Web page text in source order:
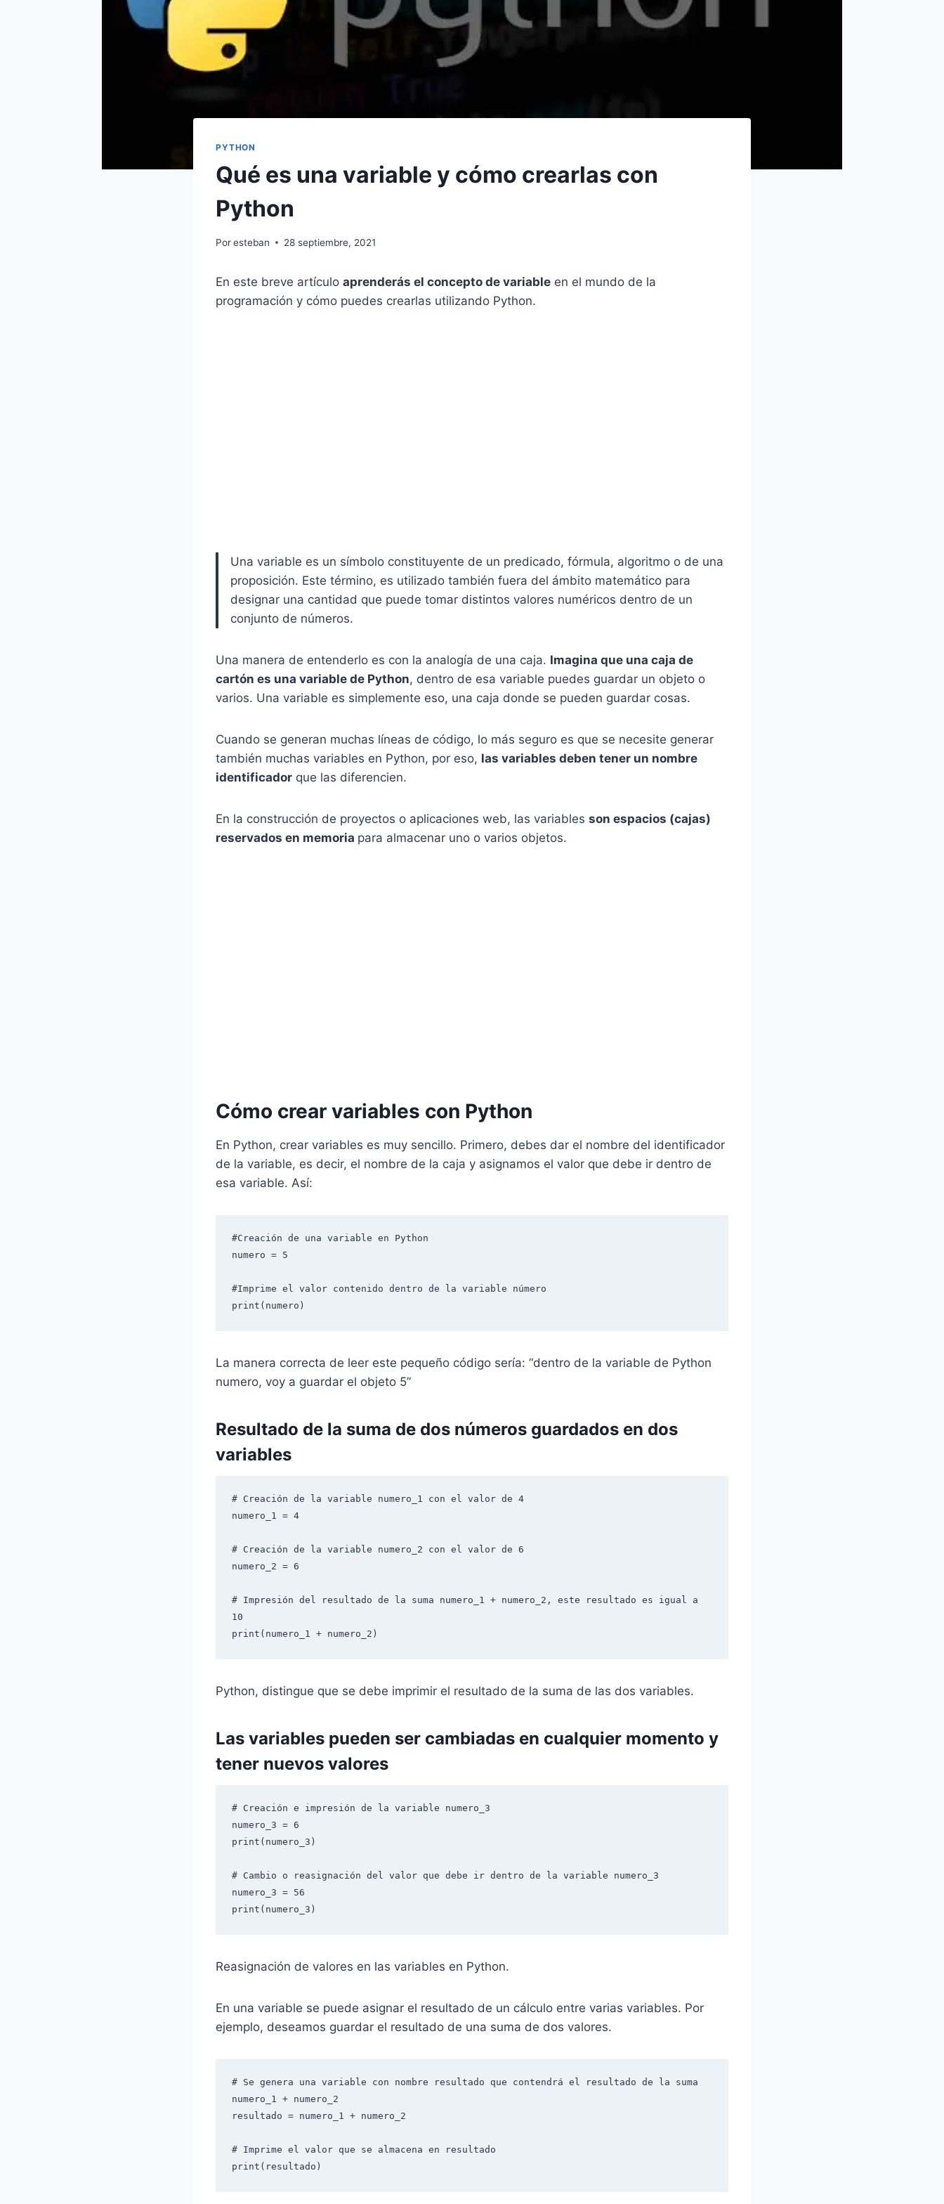
PYTHON
Qué es una variable y cómo crearlas con
Python
Poresteban 28 septiembre, 2021
En este breve artículo aprenderás el concepto de variable en el mundo de la
programación y cómo puedes crearlas utilizando Python.
Una variable es un símbolo constituyente de un predicado, fórmula, algoritmo o de una
proposición. Este término, es utilizado también fuera del ámbito matemático para
designar una cantidad que puede tomar distintos valores numéricos dentro de un
conjunto de números.
Una manera de entenderlo es con la analogía de una caja. Imagina que una caja de
cartón es una variable de Python, dentro de esa variable puedes guardar un objeto o
varios. Una variable es simplemente eso, una caja donde se pueden guardar cosas.
Cuando se generan muchas líneas de código, lo más seguro es que se necesite generar
también muchas variables en Python, por eso, las variables deben tener un nombre
identificador que las diferencien.
En la construcción de proyectos o aplicaciones web, las variables son espacios (cajas)
reservados en memoria para almacenar uno o varios objetos.
Cómo crear variables con Python
En Python, crear variables es muy sencillo. Primero, debes dar el nombre del identificador
de la variable, es decir, el nombre de la caja y asignamos el valor que debe ir dentro de
esa variable. Así:
#Creación de una variable en Python
numero = 5
#Imprime el valor contenido dentro de la variable número
print(numero)
La manera correcta de leer este pequeño código sería: “dentro de la variable de Python
numero, voy a guardar el objeto 5”
Resultado de la suma de dos números guardados en dos
variables
# Creación de la variable numero_1 con el valor de 4
numero_1 = 4
# Creación de la variable numero_2 con el valor de 6
numero_2 = 6
# Impresión del resultado de la suma numero_1 + numero_2, este resultado es igual a
10
print(numero_1 + numero_2)
Python, distingue que se debe imprimir el resultado de la suma de las dos variables.
Las variables pueden ser cambiadas en cualquier momento y
tener nuevos valores
# Creación e impresión de la variable numero_3
numero_3 = 6
print(numero_3)
# Cambio o reasignación del valor que debe ir dentro de la variable numero_3
numero_3 = 56
print(numero_3)
Reasignación de valores en las variables en Python.
En una variable se puede asignar el resultado de un cálculo entre varias variables. Por
ejemplo, deseamos guardar el resultado de una suma de dos valores.
# Se genera una variable con nombre resultado que contendrá el resultado de la suma
numero_1 + numero_2
resultado = numero_1 + numero_2
# Imprime el valor que se almacena en resultado
print(resultado)